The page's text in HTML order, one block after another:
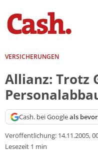
VERSICHERUNGEN
Allianz: Trotz
Cash. bei Googleals
Veröffentlichung: 14.11.2005,
Lesezeit 1 min